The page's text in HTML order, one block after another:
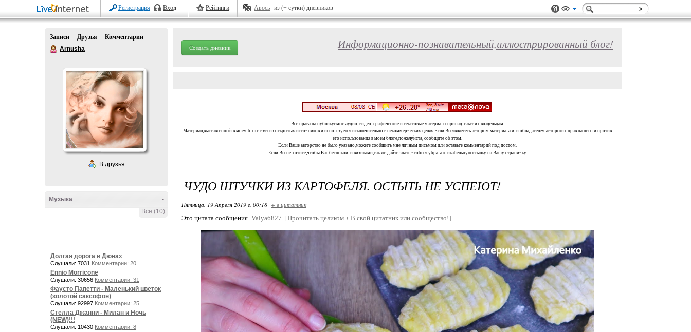
Регистрация Вход Рейтинги Авось из (+ сутки) дневников
Записи Друзья
Комментарии
Arnusha
В друзья
-
Музыка
Все (10)
Долгая дорога в Дюнах
Слушали: 7031 Комментарии: 20
Ennio Morricone
Слушали: 30656 Комментарии: 31
Фаусто Папетти - Маленький цветок
(золотой саксофон)
Слушали: 92997 Комментарии: 25
Стелла Джанни - Милан и Ночь
(NEW)!!!
Слушали: 10430 Комментарии: 8
Создать дневник Информационно-познавательный,иллюстрированный блог!
Все права на публикуемые аудио, видео, графические и текстовые материалы принадлежат их владельцам.
Материал,выставленный в моем блоге взят из открытых источников и используется исключительно в некоммерческих целях.Если Вы являетесь автором материала или обладателем авторских прав на него и против
его использования в моем блоге,пожалуйста, сообщите об этом.
Если Ваше авторство не было указано,можете сообщить мне личным письмом или оставьте комментарий под постом.
Если Вы не хотите,чтобы Вас беспокоили визитами,так же дайте знать,чтобы я убрала кликабельную ссылку на Вашу страничку.
ЧУДО ШТУЧКИ ИЗ КАРТОФЕЛЯ. ОСТЫТЬ НЕ УСПЕЮТ!
Пятница, 19 Апреля 2019 г. 00:18 + в цитатник
Это цитата сообщения Valya6827 [Прочитать целиком + В свой цитатник или сообщество!]